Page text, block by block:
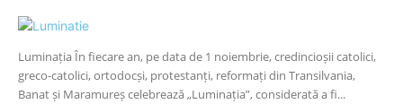
Luminația În fiecare an, pe data de 1 noiembrie, credincioșii catolici,
greco-catolici, ortodocși, protestanți, reformați din Transilvania,
Banat și Maramureș celebrează „Luminația”, considerată a fi...